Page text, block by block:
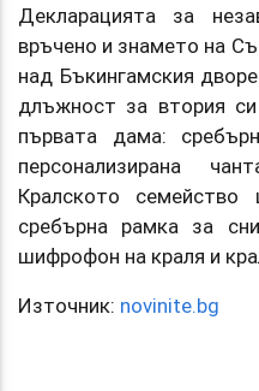
Декларацията за
връчено и знамето на
над Бъкингамския
длъжност за втория
първата дама:
персонализирана
Кралското
сребърна рамка за
шифрофон на краля и
Източник: novinite.bg